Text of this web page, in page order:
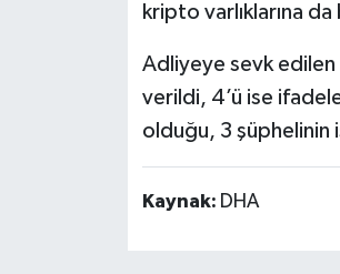
kripto varlıklarına
Adliyeye sevk edilen
verildi, 4’ü ise
olduğu, 3
Kaynak: DHA